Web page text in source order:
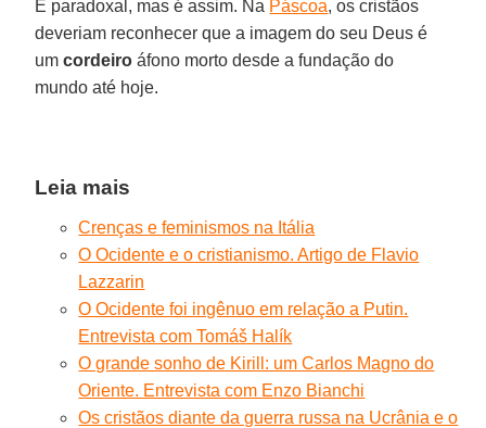
É paradoxal, mas é assim. Na Páscoa, os cristãos
deveriam reconhecer que a imagem do seu Deus é
umcordeiro áfono morto desde a fundação do
mundo até hoje.
Leia mais
Crenças e feminismos na Itália
O Ocidente e o cristianismo. Artigo de Flavio
Lazzarin
O Ocidente foi ingênuo em relação a Putin.
Entrevista com Tomáš Halík
O grande sonho de Kirill: um Carlos Magno do
Oriente. Entrevista com Enzo Bianchi
Os cristãos diante da guerra russa na Ucrânia e o